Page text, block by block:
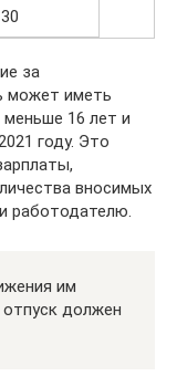
30
за
может иметь
16 лет и
году. Это
вносимых
работодателю.
им
должен